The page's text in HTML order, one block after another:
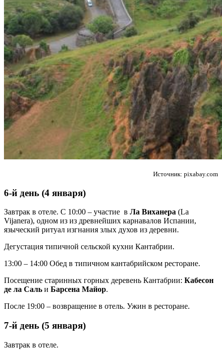
Источник: pixabay.com
6-й день (4 января)
Завтрак в отеле. С 10:00 – участие в Ла Виханера (La
Vijanera), одном из из древнейших карнавалов Испании,
языческий ритуал изгнания злых духов из деревни.
Дегустация типичной сельской кухни Кантабрии.
13:00 – 14:00 Обед в типичном кантабрийском ресторане.
Посещение старинных горных деревень Кантабрии: Кабесон
де ла Саль и Барсена Майор.
После 19:00 – возвращение в отель. Ужин в ресторане.
7-й день (5 января)
Завтрак в отеле.